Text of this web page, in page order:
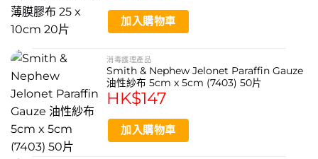
加入購物車
消毒護理產品
Smith & Nephew Jelonet Paraffin Gauze
油性紗布 5cm x 5cm (7403) 50片
HK$147
加入購物車